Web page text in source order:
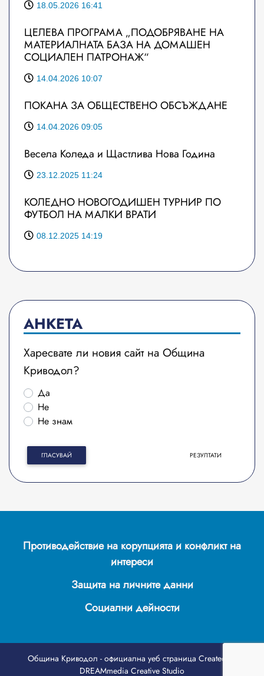
18.05.2026 16:41
ЦЕЛЕВА ПРОГРАМА „ПОДОБРЯВАНЕ НА
МАТЕРИАЛНАТА БАЗА НА ДОМАШЕН
СОЦИАЛЕН ПАТРОНАЖ“
14.04.2026 10:07
ПОКАНА ЗА ОБЩЕСТВЕНО ОБСЪЖДАНЕ
14.04.2026 09:05
Весела Коледа и Щастлива Нова Година
23.12.2025 11:24
КОЛЕДНО НОВОГОДИШЕН ТУРНИР ПО
ФУТБОЛ НА МАЛКИ ВРАТИ
08.12.2025 14:19
АНКЕТА
Харесвате ли новия сайт на Община
Криводол?
Да
Не
Не знам
ГЛАСУВАЙ РЕЗУЛТАТИ
Противодействие на корупцията и конфликт на
интереси
Защита на личните данни
Социални дейности
Община Криводол - официална уеб страница Created by
DREAMmedia Creative Studio